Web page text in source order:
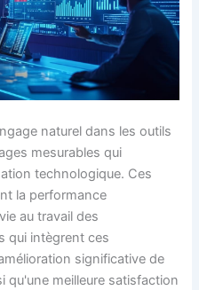
naturel dans les outils
mesurables qui
technologique. Ces
la performance
au travail des
qui intègrent ces
significative de
qu'une meilleure satisfaction